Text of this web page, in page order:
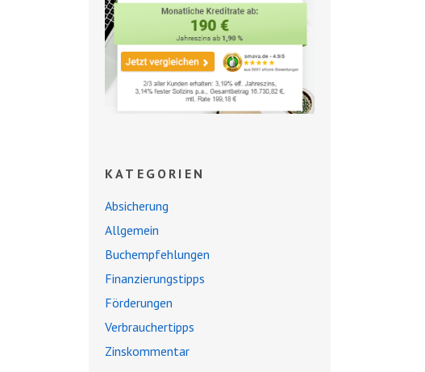
KATEGORIEN
Absicherung
Allgemein
Buchempfehlungen
Finanzierungstipps
Förderungen
Verbrauchertipps
Zinskommentar